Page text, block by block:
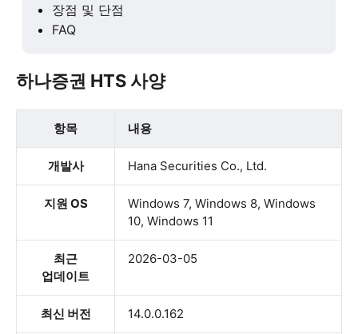
장점 및 단점
FAQ
하나증권 HTS 사양
항목 내용
개발사 Hana Securities Co., Ltd.
지원 OS
Windows 7, Windows 8, Windows
10, Windows 11
최근
업데이트
2026-03-05
최신 버전 14.0.0.162